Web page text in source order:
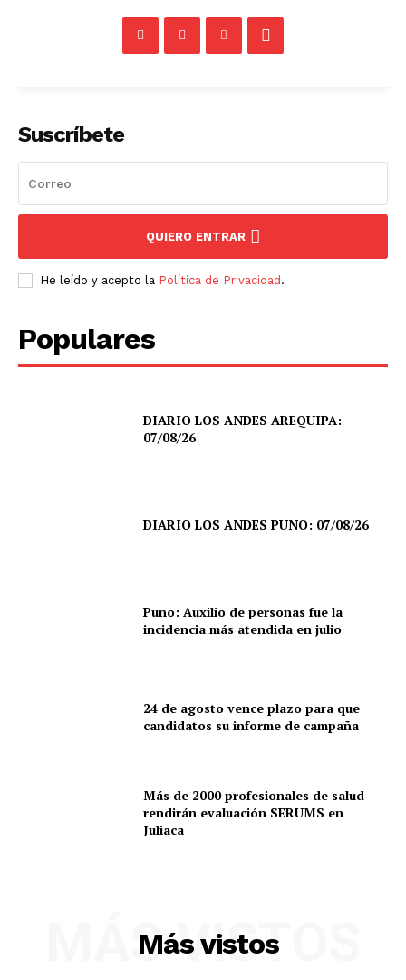
Suscríbete
QUIERO ENTRAR
He leído y acepto la Política de Privacidad.
Populares
DIARIO LOS ANDES AREQUIPA:
07/08/26
DIARIO LOS ANDES PUNO: 07/08/26
Puno: Auxilio de personas fue la
incidencia más atendida en julio
24 de agosto vence plazo para que
candidatos su informe de campaña
Más de 2000 profesionales de salud
rendirán evaluación SERUMS en
Juliaca
Más vistos
MÁS VISTOS